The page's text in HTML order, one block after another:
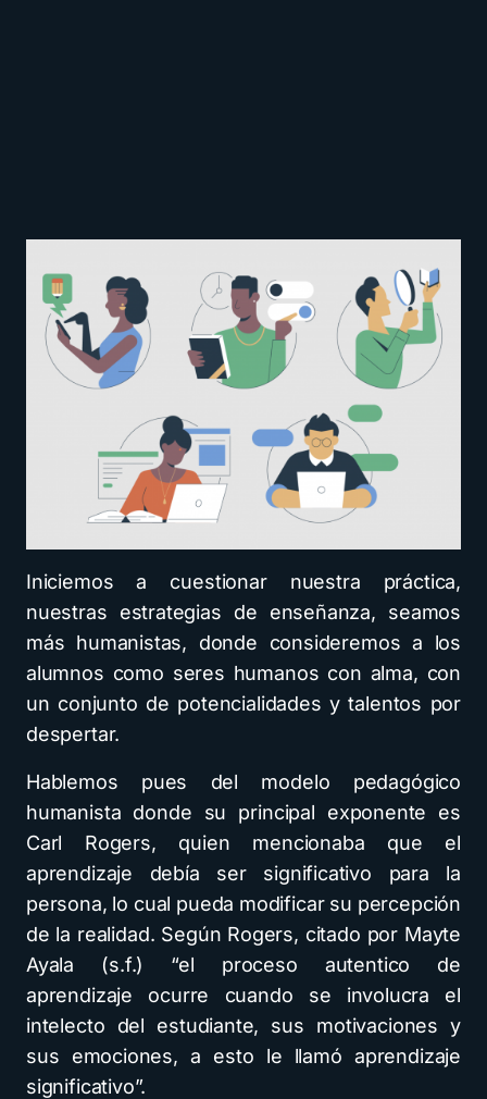
Iniciemos a cuestionar nuestra práctica,
nuestras estrategias de enseñanza, seamos
más humanistas, donde consideremos a los
alumnos como seres humanos con alma, con
un conjunto de potencialidades y talentos por
despertar.
Hablemos pues del modelo pedagógico
humanista donde su principal exponente es
Carl Rogers, quien mencionaba que el
aprendizaje debía ser significativo para la
persona, lo cual pueda modificar su percepción
de la realidad. Según Rogers, citado por Mayte
Ayala (s.f.) “el proceso autentico de
aprendizaje ocurre cuando se involucra el
intelecto del estudiante, sus motivaciones y
sus emociones, a esto le llamó aprendizaje
significativo”.